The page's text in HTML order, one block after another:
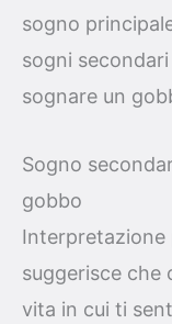
sogno
sogni
sognare un
Sogno
gobbo
Interpretazione
suggerisce che
vita in cui ti